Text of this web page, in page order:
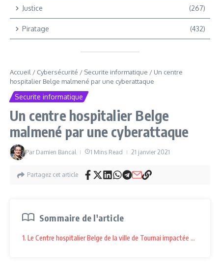
Justice (267)
Piratage (432)
Accueil / Cybersécurité / Securite informatique / Un centre
hospitalier Belge malmené par une cyberattaque
Securite informatique
Un centre hospitalier Belge
malmené par une cyberattaque
Par Damien Bancal 1 Mins Read 21 janvier 2021
Partagez cet article
Sommaire de l'article
1. Le Centre hospitalier Belge de la ville de Tournai impactée par une